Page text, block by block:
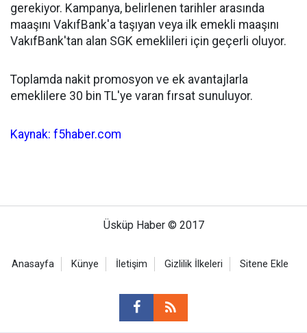
gerekiyor. Kampanya, belirlenen tarihler arasında
maaşını VakıfBank'a taşıyan veya ilk emekli maaşını
VakıfBank'tan alan SGK emeklileri için geçerli oluyor.
Toplamda nakit promosyon ve ek avantajlarla
emeklilere 30 bin TL'ye varan fırsat sunuluyor.
Kaynak: f5haber.com
Üsküp Haber © 2017
Anasayfa Künye İletişim Gizlilik İlkeleri Sitene Ekle